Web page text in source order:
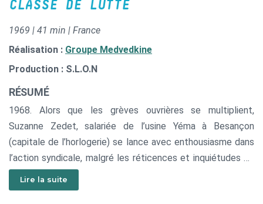
CLASSE DE LUTTE
1969 | 41 min | France
Réalisation : Groupe Medvedkine
Production : S.L.O.N
RÉSUMÉ
1968. Alors que les grèves ouvrières se multiplient,
Suzanne Zedet, salariée de l’usine Yéma à Besançon
(capitale de l’horlogerie) se lance avec enthousiasme dans
l’action syndicale, malgré les réticences et inquiétudes de
son mari. De la première prise de parole véritable en Mai
1968, à travers un discours vibrant écrit dans l’urgence,
Lire la suite